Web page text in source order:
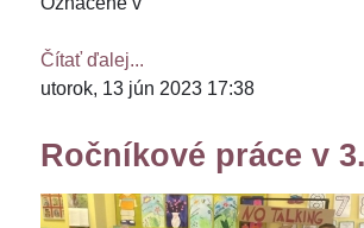
Čítať ďalej...
utorok, 13 jún 2023 17:38
Ročníkové práce v